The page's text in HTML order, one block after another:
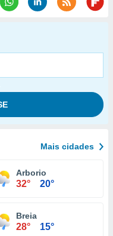
Mais cidades
Arborio
32° 20°
Breia
28° 15°